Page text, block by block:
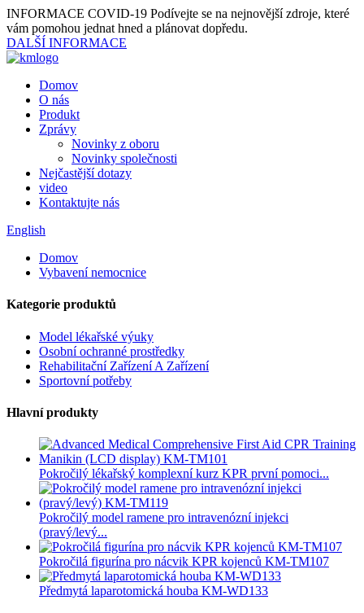
INFORMACE COVID-19 Podívejte se na nejnovější zdroje, které
vám pomohou jednat hned a plánovat dopředu.
DALŠÍ INFORMACE
Domov
O nás
Produkt
Zprávy
Novinky z oboru
Novinky společnosti
Nejčastější dotazy
video
Kontaktujte nás
English
Domov
Vybavení nemocnice
Kategorie produktů
Model lékařské výuky
Osobní ochranné prostředky
Rehabilitační Zařízení A Zařízení
Sportovní potřeby
Hlavní produkty
Pokročilý lékařský komplexní kurz KPR první pomoci...
Pokročilý model ramene pro intravenózní injekci
(pravý/levý...
Pokročilá figurína pro nácvik KPR kojenců KM-TM107
Předmytá laparotomická houba KM-WD133